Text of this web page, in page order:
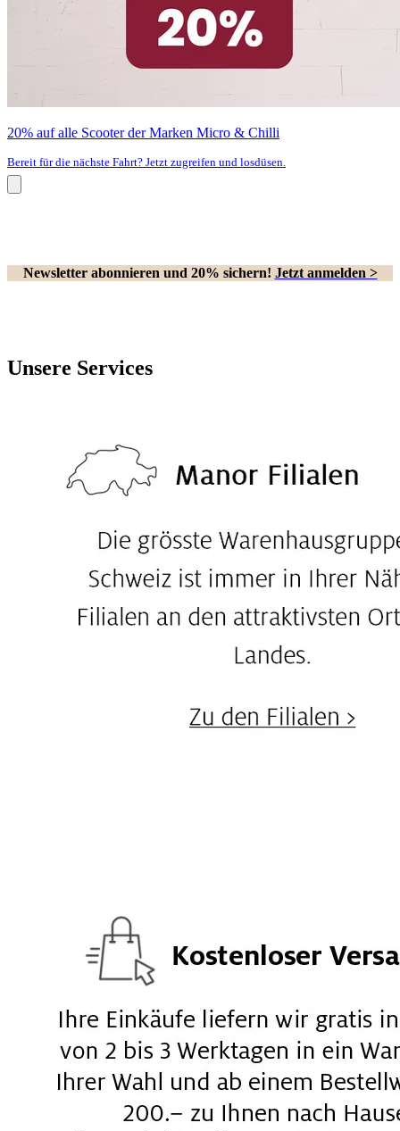
20% auf alle Scooter der Marken Micro & Chilli
Bereit für die nächste Fahrt? Jetzt zugreifen und losdüsen.
Newsletter abonnieren und 20% sichern! Jetzt anmelden >
Unsere Services